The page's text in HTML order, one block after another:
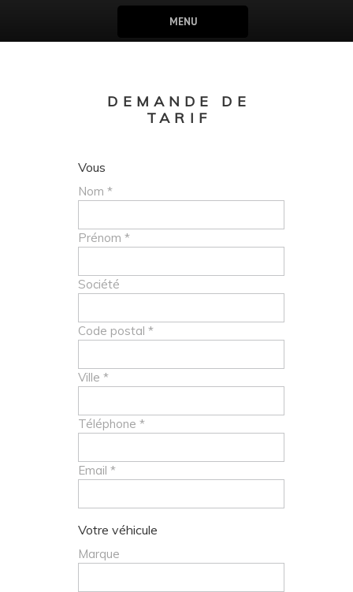
MENU
DEMANDE DE
TARIF
Vous
Nom *
Prénom *
Société
Code postal *
Ville *
Téléphone *
Email *
Votre véhicule
Marque